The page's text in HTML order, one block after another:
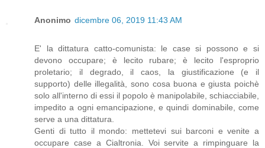
Anonimo dicembre 06, 2019 11:43 AM
E' la dittatura catto-comunista: le case si possono e si
devono occupare; è lecito rubare; è lecito l'esproprio
proletario; il degrado, il caos, la giustificazione (e il
supporto) delle illegalità, sono cosa buona e giusta poichè
solo all'interno di essi il popolo è manipolabile, schiacciabile,
impedito a ogni emancipazione, e quindi dominabile, come
serve a una dittatura.
Genti di tutto il mondo: mettetevi sui barconi e venite a
occupare case a Cialtronia. Voi servite a rimpinguare la